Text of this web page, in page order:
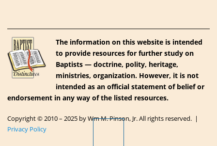
The information on this website is intended
to provide resources for further study on
Baptists — doctrine, polity, heritage,
ministries, organization. However, it is not
intended as an official statement of belief or
endorsement in any way of the listed resources.
Copyright © 2010 – 2025 by Wm M. Pinson, Jr. All rights reserved. |
Privacy Policy